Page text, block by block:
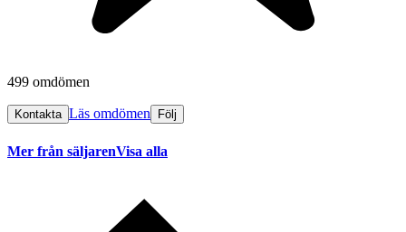
499 omdömen
Kontakta Läs omdömen Följ
Mer från säljarenVisa alla